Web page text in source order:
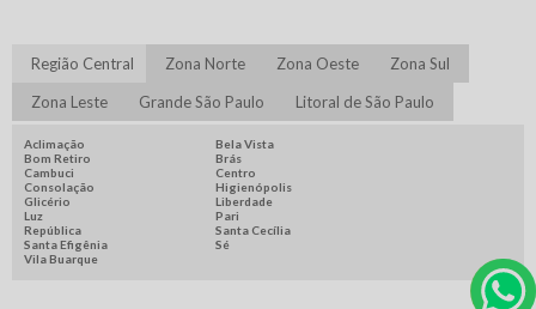
INJETORA DE PLASTICO
INJETORA DE PLASTICO A VENDA
INJETORA DE PLÁSTICO PREÇO
MINI INJETORA DE PLASTICO PREÇO
QUANTO CUSTA UMA INJETORA DE PLASTICO
TORNO CABEÇOTE MOVEL
Região Central Zona Norte Zona Oeste
Zona Sul
Zona Leste
Grande São Paulo Litoral de São Paulo
Aclimação
Bela Vista
Bom Retiro
Brás
Cambuci
Centro
Consolação
Higienópolis
Glicério
Liberdade
Luz
Pari
República
Santa Cecília
Santa Efigênia
Sé
Vila Buarque